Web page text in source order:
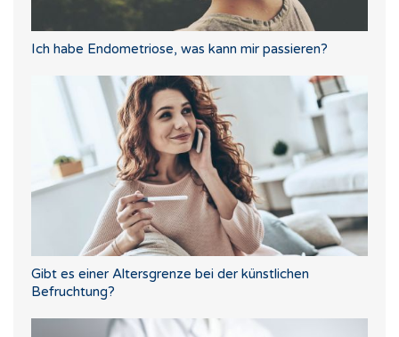
Ich habe Endometriose, was kann mir passieren?
Gibt es einer Altersgrenze bei der künstlichen
Befruchtung?